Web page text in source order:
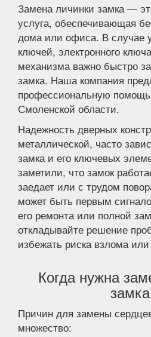
Замена личинки замка —
услуга, обеспечивающая
дома или офиса. В случае
ключей, электронного
механизма важно быстро
замка. Наша компания
профессиональную
Смоленской области.
Надежность дверных
металлической, часто
замка и его ключевых
заметили, что замок
заедает или с трудом
может быть первым
его ремонта или полной
откладывайте решение
избежать риска взлома
Когда нужна
Причин для замены
множество: